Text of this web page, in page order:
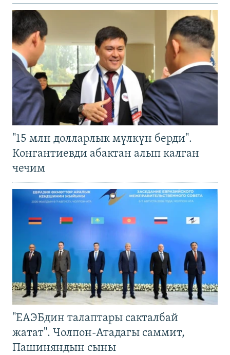
"15 млн долларлык мүлкүн берди".
Конгантиевди абактан алып калган
чечим
"ЕАЭБдин талаптары сакталбай
жатат". Чолпон-Атадагы саммит,
Пашиняндын сыны